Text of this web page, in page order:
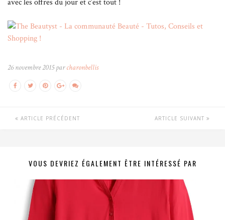
avec les offres du jour et c’est tout !
26 novembre 2015 parcharonbellis
ARTICLE PRÉCÉDENT ARTICLE SUIVANT
VOUS DEVRIEZ ÉGALEMENT ÊTRE INTÉRESSÉ PAR